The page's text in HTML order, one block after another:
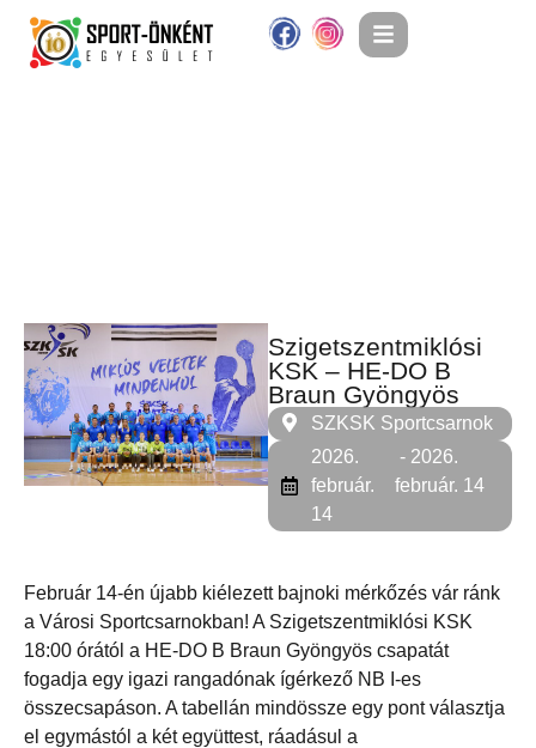
Szigetszentmiklósi
KSK – HE-DO B
Braun Gyöngyös
SZKSK Sportcsarnok
2026.
február.
14
- 2026.
február. 14
Február 14-én újabb kiélezett bajnoki mérkőzés vár ránk
a Városi Sportcsarnokban! A Szigetszentmiklósi KSK
18:00 órától a HE-DO B Braun Gyöngyös csapatát
fogadja egy igazi rangadónak ígérkező NB I-es
összecsapáson. A tabellán mindössze egy pont választja
el egymástól a két együttest, ráadásul a